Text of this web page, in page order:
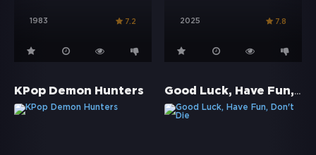
1983 7.2 2025 7.8
KPop Demon Hunters Good Luck, Have Fun, Don't Die